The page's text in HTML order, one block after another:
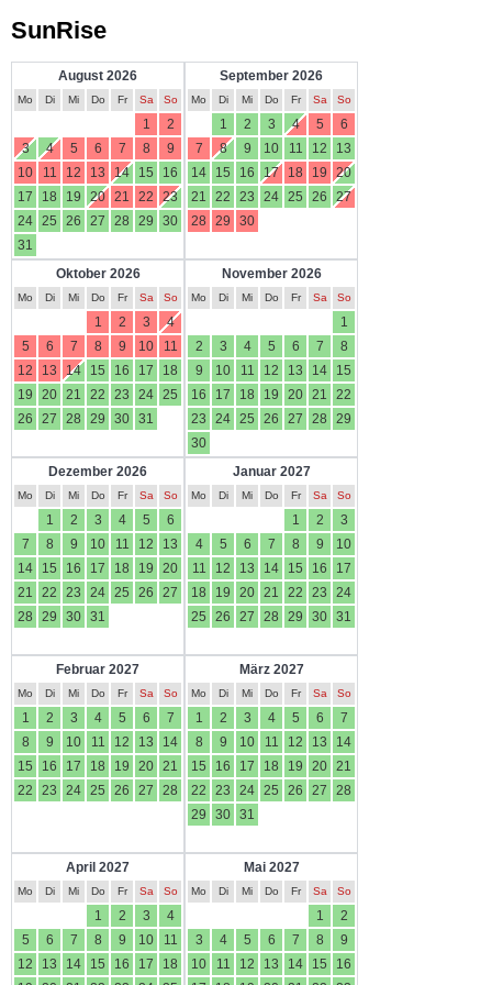
SunRise
August 2026
Mo Di Mi Do Fr Sa So
1
2
3
4 5 6 7 8
9
10
11 12 13 14 15
16
17
18 19 20 21 22
23
24 25 26 27 28 29
30
31
September 2026
Mo Di Mi Do Fr Sa So
1 2 3 4 5
6
7
8 9 10 11 12
13
14
15 16 17 18 19
20
21
22 23 24 25 26
27
28 29 30
Oktober 2026
Mo Di Mi Do Fr Sa So
1 2 3
4
5
6 7 8 9 10
11
12
13 14 15 16 17
18
19
20 21 22 23 24 25
26
27 28 29 30 31
November 2026
Mo Di Mi Do Fr Sa So
1
2
3 4 5 6 7
8
9
10 11 12 13 14
15
16
17 18 19 20 21
22
23
24 25 26 27 28
29
30
Dezember 2026
Mo Di Mi Do Fr Sa So
1 2 3 4 5
6
7
8 9 10 11 12
13
14
15 16 17 18 19
20
21
22 23 24 25 26
27
28
29 30 31
Januar 2027
Mo Di Mi Do Fr Sa So
1 2
3
4
5 6 7 8 9
10
11
12 13 14 15 16
17
18
19 20 21 22 23
24
25
26 27 28 29 30 31
Februar 2027
Mo Di Mi Do Fr Sa So
1 2 3 4 5 6
7
8
9 10 11 12 13
14
15
16 17 18 19 20 21
22
23 24 25 26 27 28
März 2027
Mo Di Mi Do Fr Sa So
1 2 3 4 5 6
7
8
9 10 11 12 13
14
15
16 17 18 19 20 21
22
23 24 25 26 27
28
29
30 31
April 2027
Mo Di Mi Do Fr Sa So
1 2 3
4
5
6 7 8 9 10
11
12
13 14 15 16 17
18
Mai 2027
Mo Di Mi Do Fr Sa So
1
2
3
4 5 6 7 8
9
10
11 12 13 14 15
16